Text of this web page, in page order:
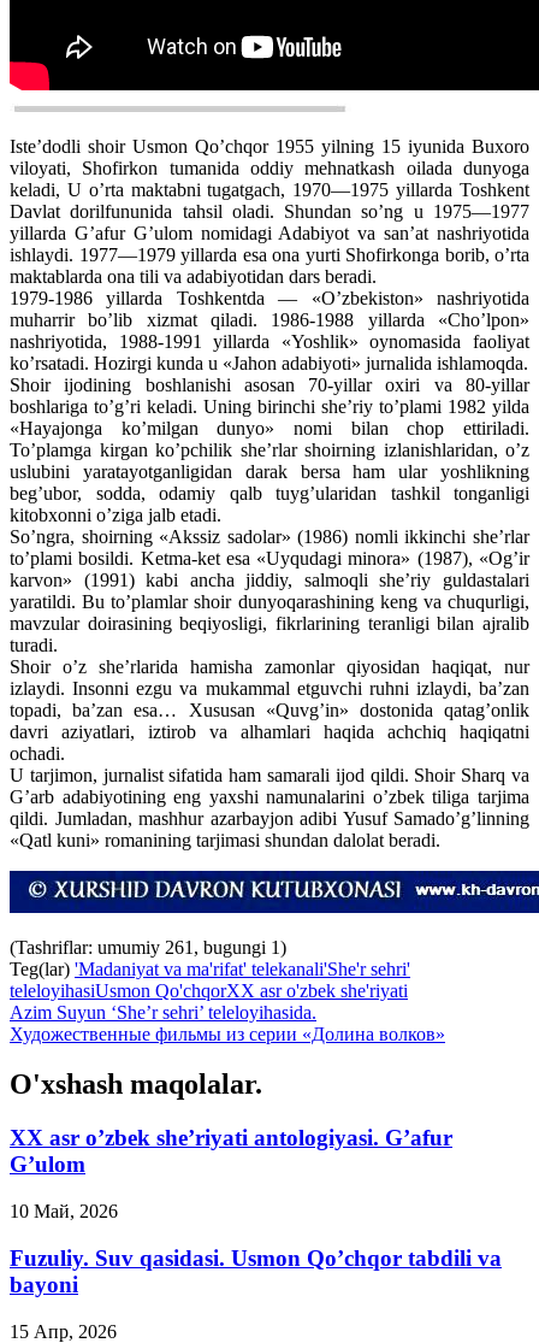
Iste’dodli shoir Usmon Qo’chqor 1955 yilning 15 iyunida Buxoro
viloyati, Shofirkon tumanida oddiy mehnatkash oilada dunyoga
keladi, U o’rta maktabni tugatgach, 1970—1975 yillarda Toshkent
Davlat dorilfununida tahsil oladi. Shundan so’ng u 1975—1977
yillarda G’afur G’ulom nomidagi Adabiyot va san’at nashriyotida
ishlaydi. 1977—1979 yillarda esa ona yurti Shofirkonga borib, o’rta
maktablarda ona tili va adabiyotidan dars beradi.
1979-1986 yillarda Toshkentda — «O’zbekiston» nashriyotida
muharrir bo’lib xizmat qiladi. 1986-1988 yillarda «Cho’lpon»
nashriyotida, 1988-1991 yillarda «Yoshlik» oynomasida faoliyat
ko’rsatadi. Hozirgi kunda u «Jahon adabiyoti» jurnalida ishlamoqda.
Shoir ijodining boshlanishi asosan 70-yillar oxiri va 80-yillar
boshlariga to’g’ri keladi. Uning birinchi she’riy to’plami 1982 yilda
«Hayajonga ko’milgan dunyo» nomi bilan chop ettiriladi.
To’plamga kirgan ko’pchilik she’rlar shoirning izlanishlaridan, o’z
uslubini yaratayotganligidan darak bersa ham ular yoshlikning
beg’ubor, sodda, odamiy qalb tuyg’ularidan tashkil tonganligi
kitobxonni o’ziga jalb etadi.
So’ngra, shoirning «Akssiz sadolar» (1986) nomli ikkinchi she’rlar
to’plami bosildi. Ketma-ket esa «Uyqudagi minora» (1987), «Og’ir
karvon» (1991) kabi ancha jiddiy, salmoqli she’riy guldastalari
yaratildi. Bu to’plamlar shoir dunyoqarashining keng va chuqurligi,
mavzular doirasining beqiyosligi, fikrlarining teranligi bilan ajralib
turadi.
Shoir o’z she’rlarida hamisha zamonlar qiyosidan haqiqat, nur
izlaydi. Insonni ezgu va mukammal etguvchi ruhni izlaydi, ba’zan
topadi, ba’zan esa… Xususan «Quvg’in» dostonida qatag’onlik
davri aziyatlari, iztirob va alhamlari haqida achchiq haqiqatni
ochadi.
U tarjimon, jurnalist sifatida ham samarali ijod qildi. Shoir Sharq va
G’arb adabiyotining eng yaxshi namunalarini o’zbek tiliga tarjima
qildi. Jumladan, mashhur azarbayjon adibi Yusuf Samado’g’linning
«Qatl kuni» romanining tarjimasi shundan dalolat beradi.
(Tashriflar: umumiy 261, bugungi 1)
Teg(lar) 'Madaniyat va ma'rifat' telekanali'She'r sehri'
teleloyihasiUsmon Qo'chqorXX asr o'zbek she'riyati
Azim Suyun ‘She’r sehri’ teleloyihasida.
Художественные фильмы из серии «Долина волков»
O'xshash maqolalar.
XX asr o’zbek she’riyati antologiyasi. G’afur
G’ulom
10 Май, 2026
Fuzuliy. Suv qasidasi. Usmon Qo’chqor tabdili va
bayoni
15 Апр, 2026